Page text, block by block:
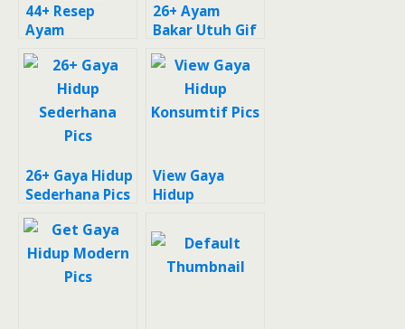
44+ Resep
Ayam
Panggang
Bumbu Rujak
Pictures
26+ Ayam
Bakar Utuh Gif
26+ Gaya Hidup
Sederhana Pics
View Gaya
Hidup